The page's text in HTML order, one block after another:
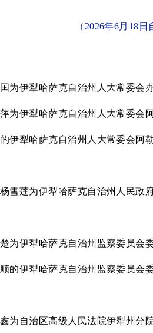
（ 2026年6月18
为伊犁哈萨克自治州人大常委会
为伊犁哈萨克自治州人大常委会
伊犁哈萨克自治州人大常委会阿
雪莲为伊犁哈萨克自治州人民政
为伊犁哈萨克自治州监察委员会
的伊犁哈萨克自治州监察委员会
为自治区高级人民法院伊犁州分